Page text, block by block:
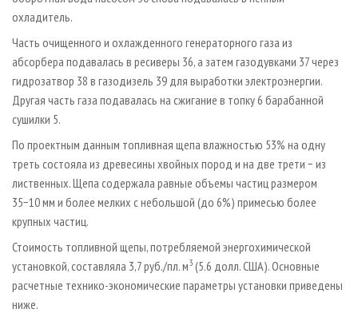
охладитель.
Часть очищенного и охлажденного генераторного газа из
абсорбера подавалась в ресиверы 36, а затем газодувками 37 через
гидрозатвор 38 в газодизель 39 для выработки электроэнергии.
Другая часть газа подавалась на сжигание в топку 6 барабанной
сушилки 5.
По проектным данным топливная щепа влажностью 53% на одну
треть состояла из древесины хвойных пород и на две трети − из
лиственных. Щепа содержала равные объемы частиц размером
35−10 мм и более мелких с небольшой (до 6%) примесью более
крупных частиц.
Стоимость топливной щепы, потребляемой энергохимической
установкой, составляла 3,7 руб./пл. м3 (5.6 долл. США). Основные
расчетные технико-экономические параметры установки приведены
ниже.